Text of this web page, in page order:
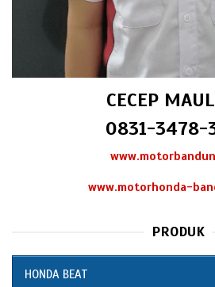
CECEP
0831-3478-
www.motorhonda-
PRODUK
HONDA BEAT